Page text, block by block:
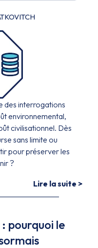
des interrogations
environnemental,
civilisationnel. Dès
sans limite ou
pour préserver les
?
Lire la suite >
pourquoi le